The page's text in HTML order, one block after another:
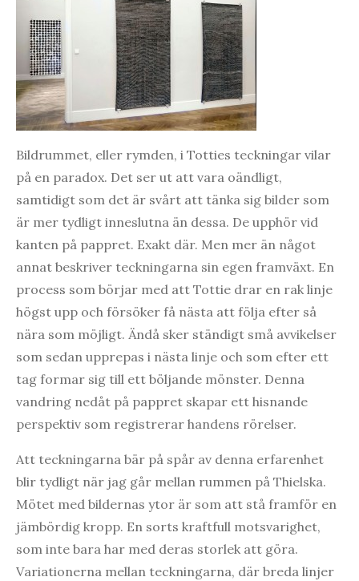
Bildrummet, eller rymden, i Totties teckningar vilar
på en paradox. Det ser ut att vara oändligt,
samtidigt som det är svårt att tänka sig bilder som
är mer tydligt inneslutna än dessa. De upphör vid
kanten på pappret. Exakt där. Men mer än något
annat beskriver teckningarna sin egen framväxt. En
process som börjar med att Tottie drar en rak linje
högst upp och försöker få nästa att följa efter så
nära som möjligt. Ändå sker ständigt små avvikelser
som sedan upprepas i nästa linje och som efter ett
tag formar sig till ett böljande mönster. Denna
vandring nedåt på pappret skapar ett hisnande
perspektiv som registrerar handens rörelser.
Att teckningarna bär på spår av denna erfarenhet
blir tydligt när jag går mellan rummen på Thielska.
Mötet med bildernas ytor är som att stå framför en
jämbördig kropp. En sorts kraftfull motsvarighet,
som inte bara har med deras storlek att göra.
Variationerna mellan teckningarna, där breda linjer